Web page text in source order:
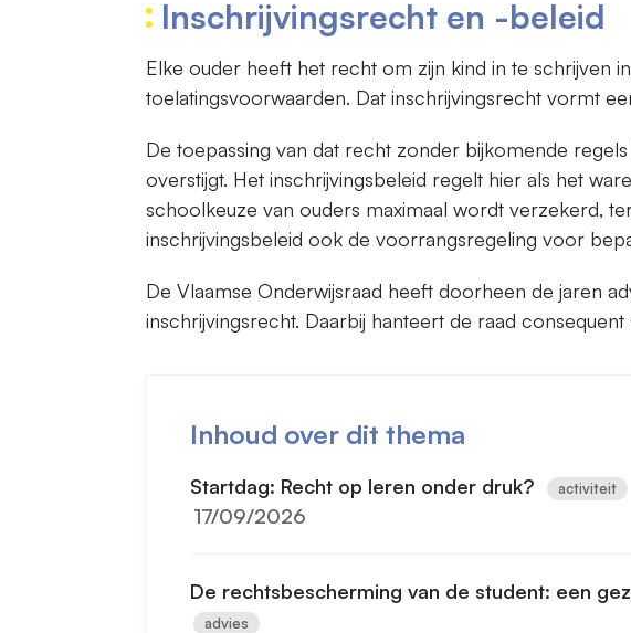
Inschrijvingsrecht en -beleid
Elke ouder heeft het recht om zijn kind in te schrijven
toelatingsvoorwaarden. Dat inschrijvingsrecht vormt
De toepassing van dat recht zonder bijkomende
overstijgt. Het inschrijvingsbeleid regelt hier als het
schoolkeuze van ouders maximaal wordt verzekerd,
inschrijvingsbeleid ook de voorrangsregeling voor
De Vlaamse Onderwijsraad heeft doorheen de jaren
inschrijvingsrecht. Daarbij hanteert de raad consequent
Inhoud over dit thema
Startdag: Recht op leren onder druk? activiteit
17/09/2026
De rechtsbescherming van de student: een
advies